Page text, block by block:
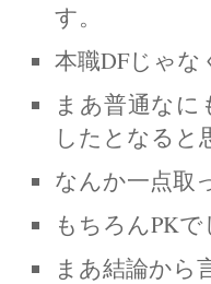
す。
本職DFじゃな
まあ普通な
したとなると
なんか一点取
もちろんPKで
まあ結論から